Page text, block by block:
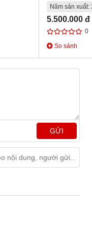
Năm sản xuất:
5.500.000 đ
0
So sánh
GỬI